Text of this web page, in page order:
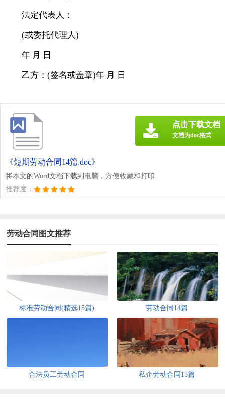
法定代表人：
(或委托代理人)
年 月 日
乙方：(签名或盖章)年 月 日
《短期劳动合同14篇.doc》
将本文的Word文档下载到电脑，方便收藏和打印
推荐度：
点击下载文档
文档为doc格式
劳动合同图文推荐
标准劳动合同(精选15篇) 劳动合同14篇
合法员工劳动合同 私企劳动合同15篇